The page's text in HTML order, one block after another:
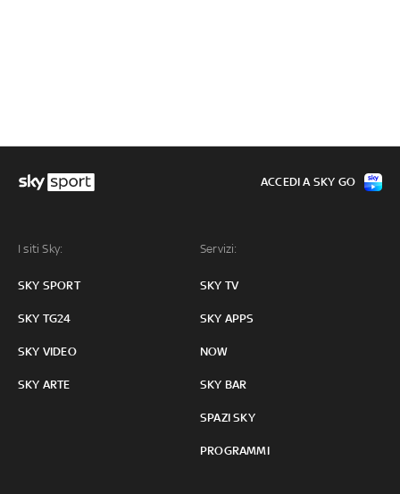
I siti Sky:
SKY SPORT
SKY TG24
SKY VIDEO
SKY ARTE
Servizi:
SKY TV
SKY APPS
NOW
SKY BAR
SPAZI SKY
PROGRAMMI
ACCEDI A SKY GO